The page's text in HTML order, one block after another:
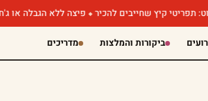
שחייבים להכיר פיצה ללא הגבלה או ג'חנון עם
ביקורות והמלצות מדריכים